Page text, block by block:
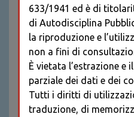
REGISTRATI
* I
OBBLIGATORI
633/1941 ed è di
di Autodisciplina
la riproduzione e
non a fini di
È vietata l’estrazione e
parziale dei dati e dei
Tutti i diritti di
traduzione, di